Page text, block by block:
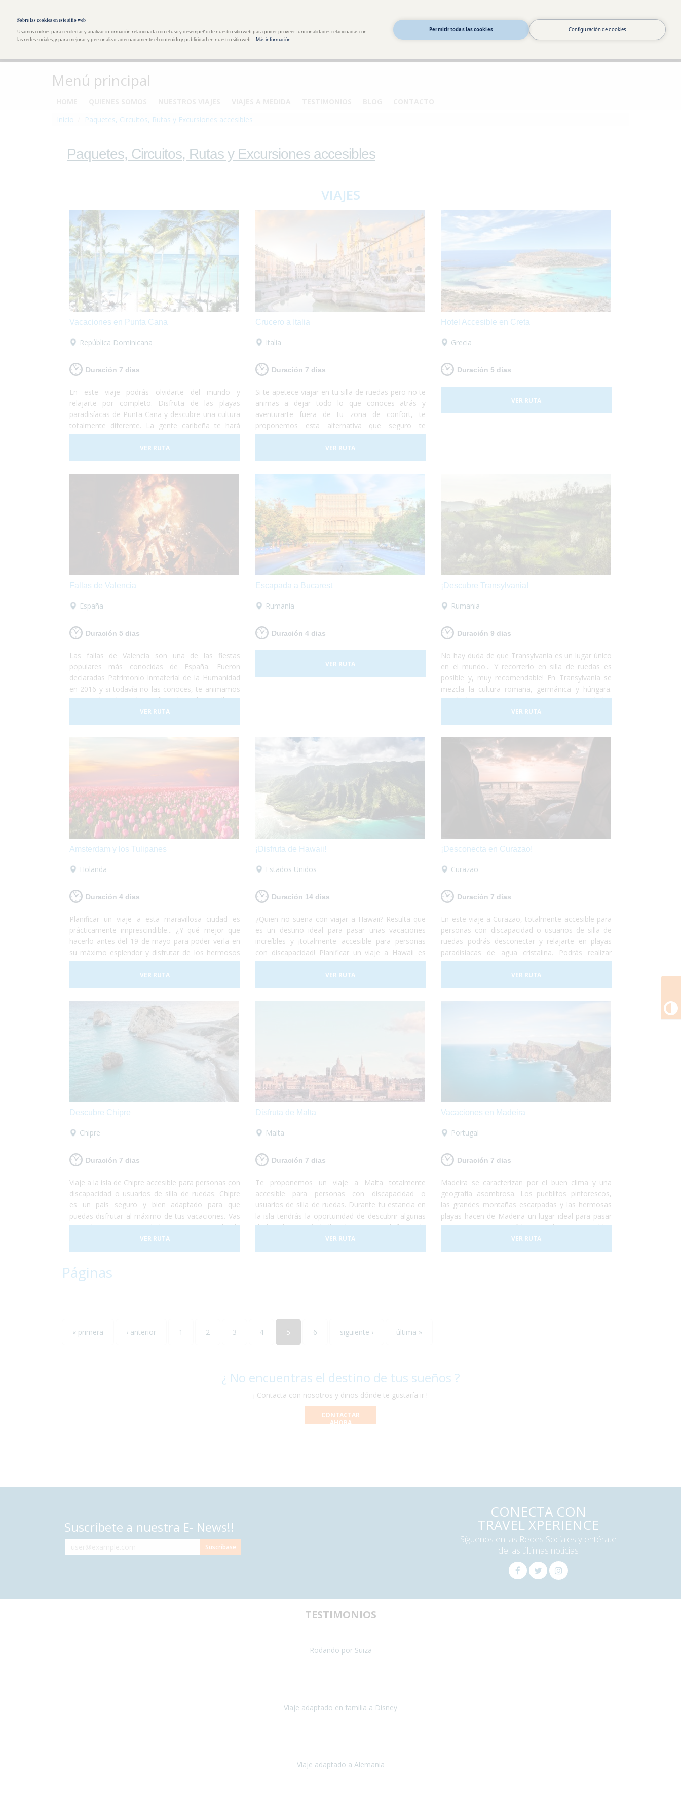
Sobre las cookies en este sitio web
Usamos cookies para recolectar y analizar información relacionada con el uso y desempeño de nuestro sitio web para poder proveer funcionalidades relacionadas con
las redes sociales, y para mejorar y personalizar adecuadamente el contenido y publicidad en nuestro sitio web.
Más información
Permitir todas las cookies Configuración de cookies
Menú principal
Inicio
Paquetes, Circuitos, Rutas y Excursiones accesibles
Paquetes, Circuitos, Rutas y Excursiones accesibles
VIAJES
Vacaciones en Punta Cana
República Dominicana
Duración 7 dias
En este viaje podrás olvidarte del mundo y
relajarte por completo. Disfruta de las playas
paradisíacas de Punta Cana y descubre una cultura
totalmente diferente. La gente caribeña te hará
feliz y pasarás unas vacaciones increíbles en un
lugar totalmente accesible para personas con
discapacidad. ¡Sólo deberás preocuparte por
VER RUTA
Crucero a Italia
Italia
Duración 7 dias
Si te apetece viajar en tu silla de ruedas pero no te
animas a dejar todo lo que conoces atrás y
aventurarte fuera de tu zona de confort, te
proponemos esta alternativa que seguro te
encantará. Te proponemos un crucero totalmente
accesible de Barcelona a Roma en el cual te
embarcarás con tu propio vehículo para luego
VER RUTA
Hotel Accesible en Creta
Grecia
Duración 5 dias
VER RUTA
Fallas de Valencia
España
Duración 5 dias
Las fallas de Valencia son una de las fiestas
populares más conocidas de España. Fueron
declaradas Patrimonio Inmaterial de la Humanidad
en 2016 y si todavía no las conoces, te animamos
a que descubras las calles de Valencia llenas
de arte, luz y color. Durante 5 días la ciudad se
convierte en una fiesta continua de luces, música y
VER RUTA
Escapada a Bucarest
Rumania
Duración 4 dias
VER RUTA
¡Descubre Transylvania!
Rumania
Duración 9 dias
No hay duda de que Transylvania es un lugar único
en el mundo... Y recorrerlo en silla de ruedas es
posible y, muy recomendable! En Transylvania se
mezcla la cultura romana, germánica y húngara.
Dando lugar a una tierra compuesta por ciudades
muy variadas, tradiciones muy diferentes, artes y
estilos de vida muy diversos. No lo dudes más y
VER RUTA
Amsterdam y los Tulipanes
Holanda
Duración 4 dias
Planificar un viaje a esta maravillosa ciudad es
prácticamente imprescindible... ¿Y qué mejor que
hacerlo antes del 19 de mayo para poder verla en
su máximo esplendor y disfrutar de los hermosos
campos de tulipanes que la rodean? Viajar a la
ciudad holandesa de Ámsterdam es posible para
todo el mundo. Se trata de una ciudad totalmente
usuarios en silla de ruedas. No lo dudes más y,
¡Planifica tu viaje a Ámsterdam!¡Antes de que se
sequen los tulipanes!
VER RUTA
¡Disfruta de Hawaii!
Estados Unidos
Duración 14 dias
¿Quien no sueña con viajar a Hawaii? Resulta que
es un destino ideal para pasar unas vacaciones
increíbles y ¡totalmente accesible para personas
con discapacidad! Planificar un viaje a Hawaii es
una de las decisiones más fáciles de tomar...
Simplemente porque es un lugar increíble que
permite cualquier tipo de experiencia. Todo esto,
VER RUTA
¡Desconecta en Curazao!
Curazao
Duración 7 dias
En este viaje a Curazao, totalmente accesible para
personas con discapacidad o usuarios de silla de
ruedas podrás desconectar y relajarte en playas
paradisíacas de agua cristalina. Podrás realizar
paseos en barco accesible, hacer un curso de
buceo adaptado, nadar con delfines y otro montón
de actividades adaptadas para personas con
VER RUTA
Descubre Chipre
Chipre
Duración 7 dias
Viaje a la isla de Chipre accesible para personas con
discapacidad o usuarios de silla de ruedas. Chipre
es un país seguro y bien adaptado para que
puedas disfrutar al máximo de tus vacaciones. Vas
a poder conocer ciudades pintorescas donde
degustar un buen vino, visitar las grandes
montañas de la isla, conocer la capital del país y
agua cristalina.¡Si lo que buscas es conocer y
disfrutar, Chipre es tu destino!
VER RUTA
Disfruta de Malta
Malta
Duración 7 dias
Te proponemos un viaje a Malta totalmente
accesible para personas con discapacidad o
usuarios de silla de ruedas. Durante tu estancia en
la isla tendrás la oportunidad de descubrir algunas
de las playas más bellas de Europa y disfrutar de
un gran patrimonio cultural perfectamente
conservado. Malta consta con tres islas principales
VER RUTA
Vacaciones en Madeira
Portugal
Duración 7 dias
Madeira se caracterizan por el buen clima y una
geografía asombrosa. Los pueblitos pintorescos,
las grandes montañas escarpadas y las hermosas
playas hacen de Madeira un lugar ideal para pasar
unas vacaciones, increíbles y totalmente accesibles
para personas con discapacidad o usuarios de silla
de ruedas. En 2017 la ciudad de Funchal recibió el
VER RUTA
Páginas
« primera ‹ anterior 1 2 3 4 5 6 siguiente › última »
¿ No encuentras el destino de tus sueños ?
¡ Contacta con nosotros y dinos dónde te gustaría ir !
CONTACTAR
AHORA
Suscríbete a nuestra E- News!!
CONECTA CON
TRAVEL XPERIENCE
Síguenos en las Redes Sociales y entérate
de las últimas noticias
TESTIMONIOS
Rodando por Suiza
Viaje adaptado en familia a Disney
Viaje adaptado a Alemania